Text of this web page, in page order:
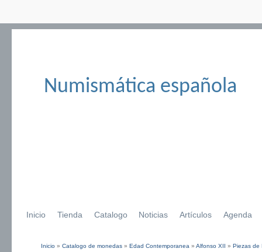
Numismática española
Inicio Tienda Catalogo Noticias Artículos Agenda
Inicio » Catalogo de monedas » Edad Contemporanea » Alfonso XII » Piezas de